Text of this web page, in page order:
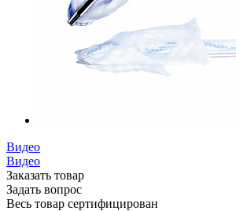
Видео
Видео
Заказать товар
Задать вопрос
Весь товар сертифицирован